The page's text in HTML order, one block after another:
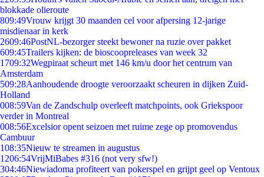
blokkade olieroute
809:49Vrouw krijgt 30 maanden cel voor afpersing 12-jarige
misdienaar in kerk
2609:46PostNL-bezorger steekt bewoner na ruzie over pakket
609:45Trailers kijken: de bioscoopreleases van week 32
1709:32Wegpiraat scheurt met 146 km/u door het centrum van
Amsterdam
509:28Aanhoudende droogte veroorzaakt scheuren in dijken Zuid-
Holland
008:59Van de Zandschulp overleeft matchpoints, ook Griekspoor
verder in Montreal
008:56Excelsior opent seizoen met ruime zege op promovendus
Cambuur
108:35Nieuw te streamen in augustus
1206:54VrijMiBabes #316 (not very sfw!)
304:46Niewiadoma profiteert van pokerspel en grijpt geel op Ventoux